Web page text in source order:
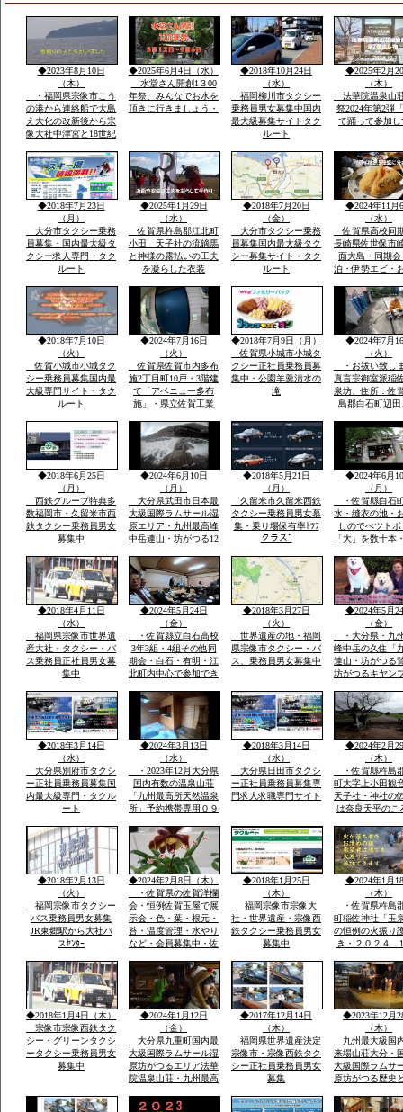
◆2023年8月10日
（木）
・福岡県宗像市こう
の港から連絡船で大島
え大化の改新後から宗
像大社中津宮と18世紀
宮遥拝所「神宿る島」
沖ノ島ユネスコ世界遺
産構成資産郡島には最
新の宗像市みなとタク
シー1台常時待機
◆2025年6月4日（水）
水堂さん開創1３00
年祭、みんなでお水を
頂きに行きましょう・
◆2018年10月24日
（水）
福岡柳川市タクシー
乗務員男女募集中国内
最大級募集サイトタク
ルート
◆2025年2月
（木）
法華院温泉山
祭2024年第2弾
て踊って参加し
◆2018年7月23日
（月）
大分市タクシー乗務
員募集・国内最大級タ
クシー求人専門・タク
ルート
◆2025年1月29日
（水）
佐賀県杵島郡江北町
小田 天子社の流鏑馬
と神様の露払いの工夫
を凝らした衣装
◆2018年7月20日
（金）
大分市タクシー乗務
員募集国内最大級タク
シー募集サイト・タク
ルート
◆2024年11月
（水）
佐賀県高校同
長崎県佐世保市
面大島・同期会
泊・伊勢エビ・
宿「港町」旅行
告・佐賀県から
西海市崎戸方面
を渡つて大島
◆2018年7月10日
（火）
佐賀小城市小城タク
シー乗務員募集国内最
大級専門サイト・タク
ルート
◆2024年7月16日
（火）
佐賀県佐賀市内多布
施2丁目町10戸・3階建
て「アベニュー多布
施」・県立佐賀工業
布施橋バス停まで2
分・インターネツト無
料・「室内小型ペツト
飼育相談可 3000円
up」2・3階別階段
◆2018年7月9日（月）
佐賀県小城市小城タ
クシー正社員乗務員募
集中・公園羊羹清水の
滝
◆2024年7月
（火）
・お祓い致し
真言宗御室派稲
泉坊、住所：佐
島郡白石町辺田
0954-65-2806 /
８０－２７１４
８４
◆2018年6月25日
（月）
西鉄グループ特典多
数福岡市・久留米市西
鉄タクシー乗務員男女
募集中
◆2024年6月10日
（月）
大分県武田市日本最
大級国際ラムサール湿
原エリア・九州最高峰
中岳連山・坊がつる12
院温泉山荘・山頂の
峰々は白い雪と樹氷に
なり春・夏とは別の山
と自然が表現され気持
ち良さです
◆2018年5月21日
（月）
久留米市久留米西鉄
タクシー乗務員男女慕
集・乗り場保有率ﾄﾂﾌ
クラスﾟ
◆2024年6月
（月）
・佐賀縣白石
水・縫衣の池・
しのでぺツト
「大」を数十本
う魔法の水だそ
す・白石平野の
玉ねぎ畑と近く
水堂さん・須古
稲佐神社妻山神
ります
◆2018年4月11日
（水）
福岡県宗像市世界遺
産大社・タクシー・バ
ス乗務員正社員男女募
集中
◆2024年5月24日
（金）
・佐賀縣立白石高校
3年3組・4組その他同
期会・白石・有明・江
北町内中心で参加でき
久しぶりで開催・全国
で有名優良な玉ねぎ・
蓮根・佐賀米の産地六
角川が流れ自然に恵ま
れた町で過ごした場所
◆2018年3月27日
（火）
世界遺産の地・福岡
県宗像市タクシー・バ
ス、乗務員男女募集中
◆2024年5月
（金）
・大分県・九
峰中岳の久住「
連山・坊がつる
坊がつるキヤン
法華院温泉山荘
ピンクの花で有
ヤマキリシマ・
歴史などで日本
数有名な法華院
荘
◆2018年3月14日
（水）
大分県別府市タクシ
ー正社員乗務員募集国
内最大級専門・タクル
ート
◆2024年3月13日
（水）
・2023年12月大分県
国内有数の温泉山荘
「九州最高所天然温泉
所」予約携帯専用０９
０のみ・雪が白い別の
山々・坊がつるの景
色・ー4度・空気がお
いしい星がきれい１３
００ｍ級天然温泉最高
◆2018年3月14日
（水）
大分県日田市タクシ
ー正社員乗務員募集専
門求人求職専門サイト
◆2024年2月
（木）
・佐賀縣杵島
町大字上小田観
天子社・神社の
は奈良天平のこ
穣天子社は天皇
天子表現大木数
楠木が多数・以
間を通じて屋台
り・流鏑馬神事
◆2018年2月13日
（火）
福岡宗像市タクシー
バス乗務員男女募集
JR東郷駅から大社バ
スｾﾝﾀｰ
◆2024年2月8日（木）
・佐賀県の佐賀洋欄
会・恒例佐賀玉屋で展
示会・色・葉・根元・
苔・温度管理・水やり
など・会員募集中・佐
９０７７－５５３５・
大島まで
◆2018年1月25日
（木）
福岡宗像市宗像大
社・世界遺産・宗像西
鉄タクシー乗務員男女
募集中
◆2024年1月
（木）
・佐賀県杵島
町稲佐神社「玉
の恒例の火振り
き・２０２４．
伝統祭り実行・
駐車あり家内安
他祈願火渡り参
ます近くに水汲
名な縫いの池水
◆2018年1月4日（木）
宗像市宗像西鉄タク
シー・グリーンタクシ
ータクシー乗務員男女
募集中
◆2024年1月12日
（金）
大分県九重町国内最
大級国際ラムサール湿
原坊がつるエリア法華
院温泉山荘・九州最高
雪・雪・雪で12月23日
◆2017年12月14日
（木）
福岡県世界遺産決定
宗像市・宗像西鉄タク
シー正社員乗務員男女
募集
◆2023年12月
（木）
九州最大級国
来場山荘大分・
大級国際ラムサ
原坊がつる歴史
然温泉の法華院